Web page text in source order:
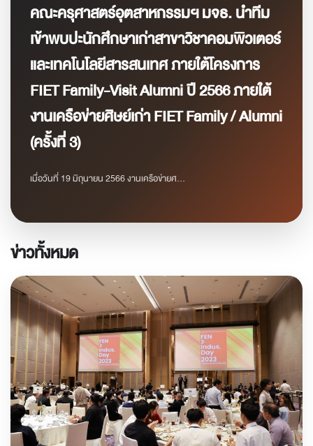
คณะครุศาสตร์อุตสาหกรรมฯ มจธ. นำทีม
เข้าพบปะนักศึกษาเก่าสาขาวิชาคอมพิวเตอร์
และเทคโนโลยีสารสนเทศ ภายใต้โครงการ
FIET Family-Visit Alumni ปี 2566 ภายใต้
งานเครือข่ายศิษย์เก่า FIET Family / Alumni
(ครั้งที่ 3)
เมื่อวันที่ 19 มิถุนายน 2566 งานเครือข่ายศ...
ข่าวทั้งหมด